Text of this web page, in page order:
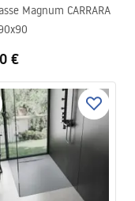
Magnum CARRARA
€